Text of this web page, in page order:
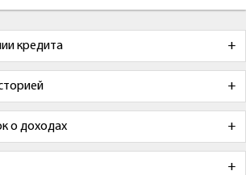
кредита
о доходах